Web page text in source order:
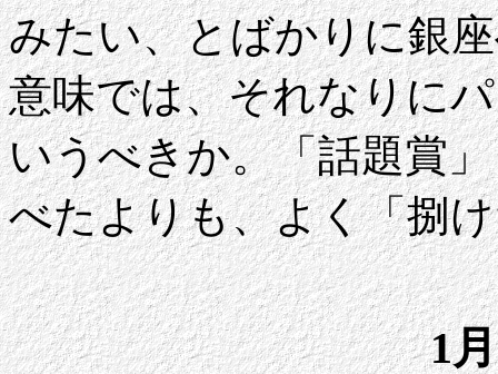
みたい、とばかりに銀
意味では、それなりに
いうべきか。「話題賞
べたよりも、よく「捌
1